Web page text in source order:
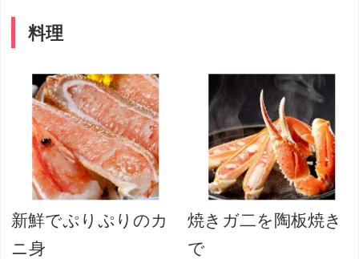
料理
新鮮でぷりぷりのカ
ニ身
焼きガ二を陶板焼き
で